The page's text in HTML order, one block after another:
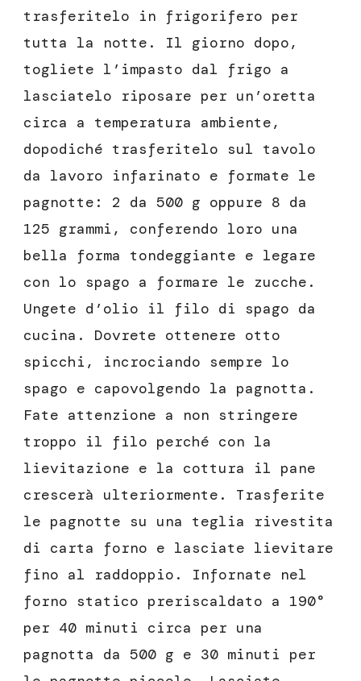
trasferitelo in frigorifero per
tutta la notte. Il giorno dopo,
togliete l’impasto dal frigo a
lasciatelo riposare per un’oretta
circa a temperatura ambiente,
dopodiché trasferitelo sul tavolo
da lavoro infarinato e formate le
pagnotte: 2 da 500 g oppure 8 da
125 grammi, conferendo loro una
bella forma tondeggiante e legare
con lo spago a formare le zucche.
Ungete d’olio il filo di spago da
cucina. Dovrete ottenere otto
spicchi, incrociando sempre lo
spago e capovolgendo la pagnotta.
Fate attenzione a non stringere
troppo il filo perché con la
lievitazione e la cottura il pane
crescerà ulteriormente. Trasferite
le pagnotte su una teglia rivestita
di carta forno e lasciate lievitare
fino al raddoppio. Infornate nel
forno statico preriscaldato a 190°
per 40 minuti circa per una
pagnotta da 500 g e 30 minuti per